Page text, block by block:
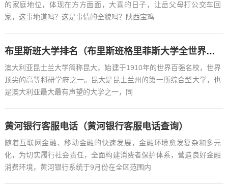
的家庭地位，体现在方方面面，大喜的日子，让岳父母打公交车回
家，这事地道吗？这是事情的全貌吗？陕西宝鸡
布里斯班大学排名（布里斯班格里菲斯大学全世界排名）
澳大利亚昆士兰大学简称昆大，始建于1910年的世界百强名校，世界
顶尖的高等科研学府之一。昆大是昆士兰州的第一所综合型大学，也
是澳大利亚最大最有声望的大学之一，同
黄河银行客服电话（黄河银行客服电话查询）
随着互联网金融、移动金融的快速发展，金融环境愈发复杂和多元
化，为切实履行社会责任，全面构建消费者保护体系，营造良好金融
消费环境，黄河银行系统于9月份在全区范围内